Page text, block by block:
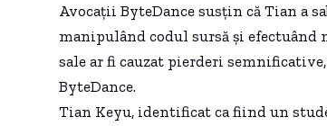
Avocații ByteDance susțin că Tian a
manipulând codul sursă și efectuând
sale ar fi cauzat pierderi
ByteDance.
Tian Keyu, identificat ca fiind un